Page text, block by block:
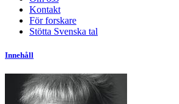
Kontakt
För forskare
Stötta Svenska tal
Innehåll